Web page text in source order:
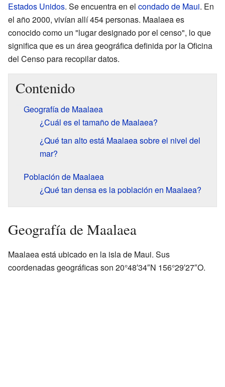
Estados Unidos. Se encuentra en el condado de Maui. En
el año 2000, vivían allí 454 personas. Maalaea es
conocido como un "lugar designado por el censo", lo que
significa que es un área geográfica definida por la Oficina
del Censo para recopilar datos.
Contenido
Geografía de Maalaea
¿Cuál es el tamaño de Maalaea?
¿Qué tan alto está Maalaea sobre el nivel del
mar?
Población de Maalaea
¿Qué tan densa es la población en Maalaea?
Geografía de Maalaea
Maalaea está ubicado en la isla de Maui. Sus
coordenadas geográficas son 20°48′34″N 156°29′27″O.